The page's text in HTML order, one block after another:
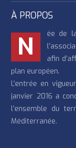
À PROPOS
N
ée de
afin
plan européen.
L’entrée en
janvier 2016 a
l’ensemble du
Méditerranée.